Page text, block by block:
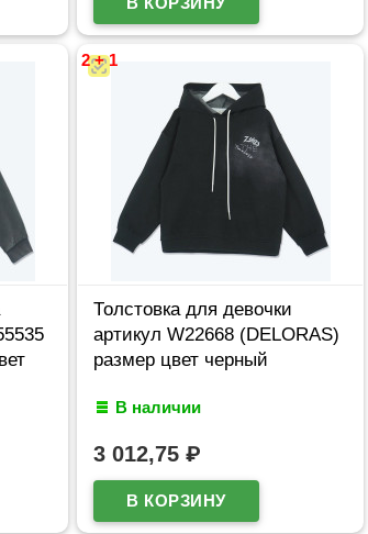
2 + 1
Толстовка для девочки
артикул W22668 (DELORAS)
размер цвет черный
В наличии
3 012,75₽